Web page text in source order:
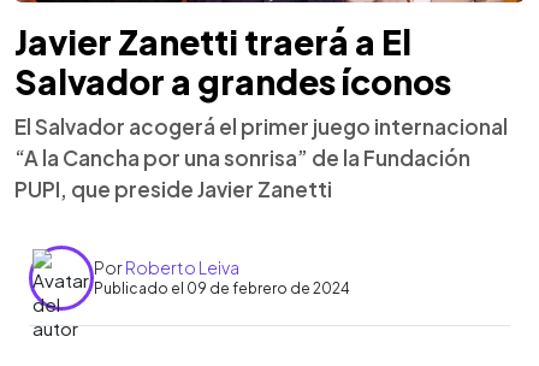
Javier Zanetti traerá a El
Salvador a grandes íconos
El Salvador acogerá el primer juego internacional
“A la Cancha por una sonrisa” de la Fundación
PUPI, que preside Javier Zanetti
PorRoberto Leiva
Publicado el 09 de febrero de 2024